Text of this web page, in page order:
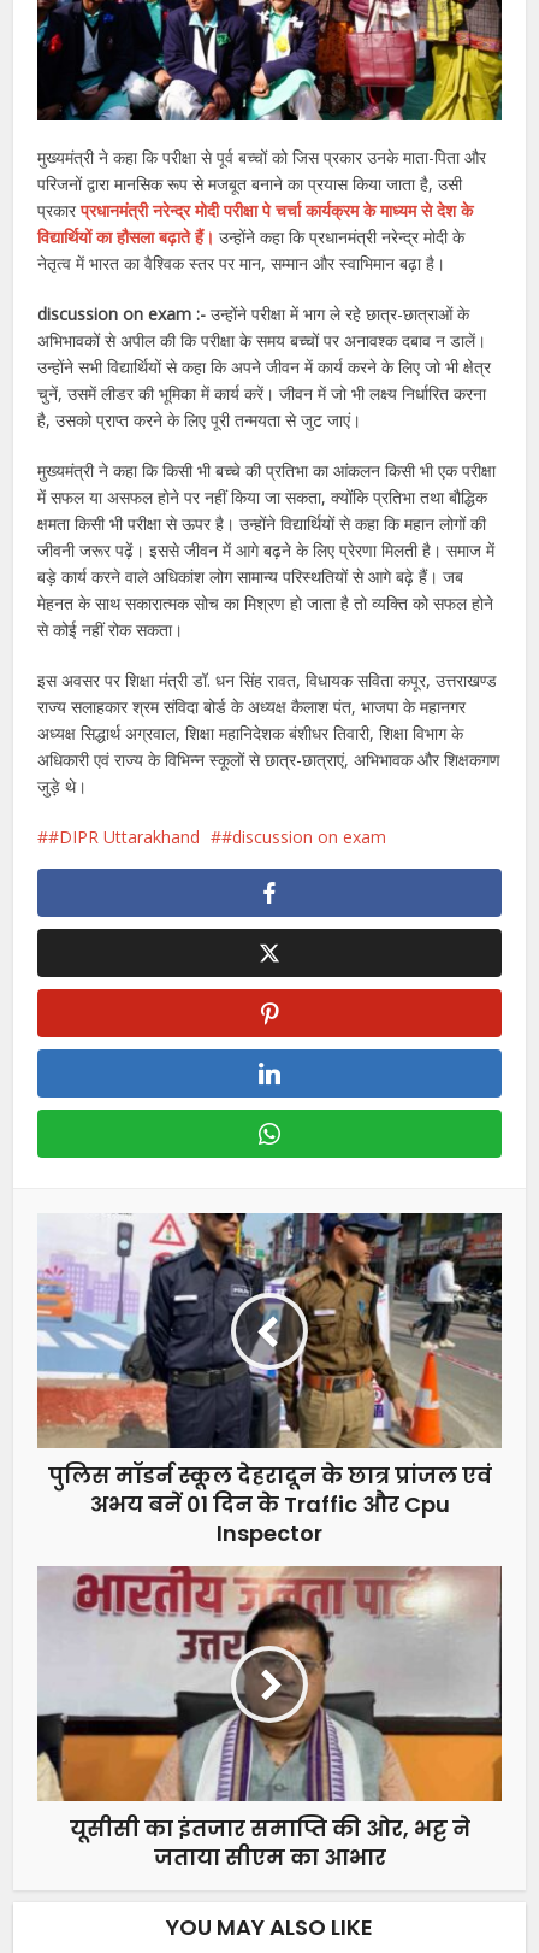
मुख्यमंत्री ने कहा कि परीक्षा से पूर्व बच्चों को जिस प्रकार उनके माता-पिता और
परिजनों द्वारा मानसिक रूप से मजबूत बनाने का प्रयास किया जाता है, उसी
प्रकारप्रधानमंत्री नरेन्द्र मोदी परीक्षा पे चर्चा कार्यक्रम के माध्यम से देश के
विद्यार्थियों का हौसला बढ़ाते हैं। उन्होंने कहा कि प्रधानमंत्री नरेन्द्र मोदी के
नेतृत्व में भारत का वैश्विक स्तर पर मान, सम्मान और स्वाभिमान बढ़ा है।
discussion on exam :-उन्होंने परीक्षा में भाग ले रहे छात्र-छात्राओं के
अभिभावकों से अपील की कि परीक्षा के समय बच्चों पर अनावश्क दबाव न डालें।
उन्होंने सभी विद्यार्थियों से कहा कि अपने जीवन में कार्य करने के लिए जो भी क्षेत्र
चुनें, उसमें लीडर की भूमिका में कार्य करें। जीवन में जो भी लक्ष्य निर्धारित करना
है, उसको प्राप्त करने के लिए पूरी तन्मयता से जुट जाएं।
मुख्यमंत्री ने कहा कि किसी भी बच्चे की प्रतिभा का आंकलन किसी भी एक परीक्षा
में सफल या असफल होने पर नहीं किया जा सकता, क्योंकि प्रतिभा तथा बौद्धिक
क्षमता किसी भी परीक्षा से ऊपर है। उन्होंने विद्यार्थियों से कहा कि महान लोगों की
जीवनी जरूर पढ़ें। इससे जीवन में आगे बढ़ने के लिए प्रेरणा मिलती है। समाज में
बड़े कार्य करने वाले अधिकांश लोग सामान्य परिस्थतियों से आगे बढ़े हैं। जब
मेहनत के साथ सकारात्मक सोच का मिश्रण हो जाता है तो व्यक्ति को सफल होने
से कोई नहीं रोक सकता।
इस अवसर पर शिक्षा मंत्री डॉ. धन सिंह रावत, विधायक सविता कपूर, उत्तराखण्ड
राज्य सलाहकार श्रम संविदा बोर्ड के अध्यक्ष कैलाश पंत, भाजपा के महानगर
अध्यक्ष सिद्धार्थ अग्रवाल, शिक्षा महानिदेशक बंशीधर तिवारी, शिक्षा विभाग के
अधिकारी एवं राज्य के विभिन्न स्कूलों से छात्र-छात्राएं, अभिभावक और शिक्षकगण
जुड़े थे।
#DIPR Uttarakhand #discussion on exam
पुलिस मॉडर्न स्कूल देहरादून के छात्र प्रांजल एवं
अभय बनें 01 दिन के Traffic और Cpu
Inspector
यूसीसी का इंतजार समाप्ति की ओर, भट्ट ने
जताया सीएम का आभार
YOU MAY ALSO LIKE